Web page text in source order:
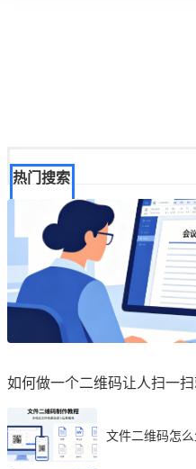
热门搜索
如何做一个二维码让人扫一
文件二维码怎